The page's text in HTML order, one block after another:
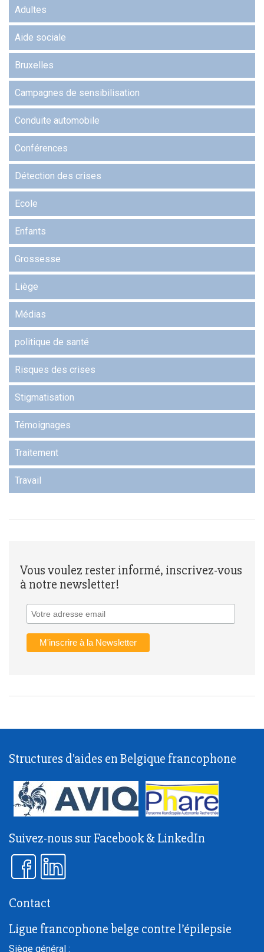
Adultes
Aide sociale
Bruxelles
Campagnes de sensibilisation
Conduite automobile
Conférences
Détection des crises
Ecole
Enfants
Grossesse
Liège
Médias
politique de santé
Risques des crises
Stigmatisation
Témoignages
Traitement
Travail
Vous voulez rester informé, inscrivez-vous
à notre newsletter!
Structures d'aides en Belgique francophone
Suivez-nous sur Facebook & LinkedIn
Contact
Ligue francophone belge contre l’épilepsie
Siège général :